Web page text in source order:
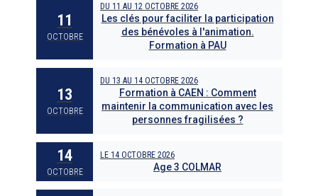
11
OCTOBRE
DU 11 AU 12 OCTOBRE 2026
Les clés pour faciliter la participation
des bénévoles à l'animation.
Formation à PAU
13
OCTOBRE
DU 13 AU 14 OCTOBRE 2026
Formation à CAEN : Comment
maintenir la communication avec les
personnes fragilisées ?
14
OCTOBRE
LE 14 OCTOBRE 2026
Age 3 COLMAR